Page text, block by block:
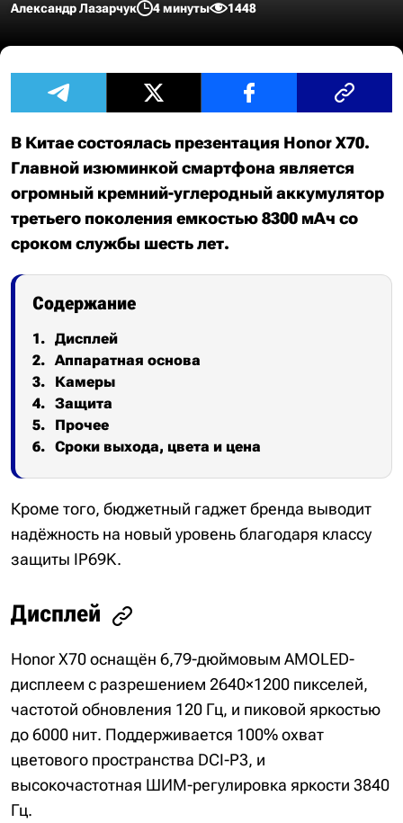
Александр Лазарчук 4 минуты 1448
В Китае состоялась презентация Honor X70.
Главной изюминкой смартфона является
огромный кремний-углеродный аккумулятор
третьего поколения емкостью 8300 мАч со
сроком службы шесть лет.
Содержание
Дисплей
Аппаратная основа
Камеры
Защита
Прочее
Сроки выхода, цвета и цена
Кроме того, бюджетный гаджет бренда выводит
надёжность на новый уровень благодаря классу
защиты IP69K.
Дисплей
Honor X70 оснащён 6,79-дюймовым AMOLED-
дисплеем с разрешением 2640×1200 пикселей,
частотой обновления 120 Гц, и пиковой яркостью
до 6000 нит. Поддерживается 100% охват
цветового пространства DCI-P3, и
высокочастотная ШИМ-регулировка яркости 3840
Гц.